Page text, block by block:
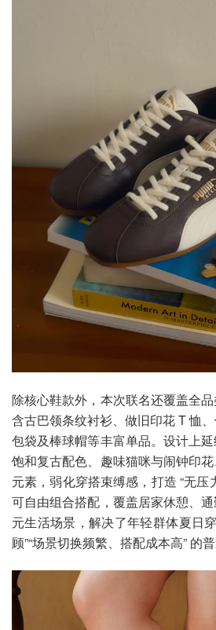
除核心鞋款外，本次联名还覆盖全
含古巴领条纹衬衫、做旧印花 T 恤、
包袋及棒球帽等丰富单品。设计上
饱和复古配色、趣味猫咪与闹钟印
元素，弱化穿搭束缚感，打造 “无压
可自由组合搭配，覆盖居家休憩、
元生活场景，解决了年轻群体夏日
顾”“场景切换频繁、搭配成本高” 的普